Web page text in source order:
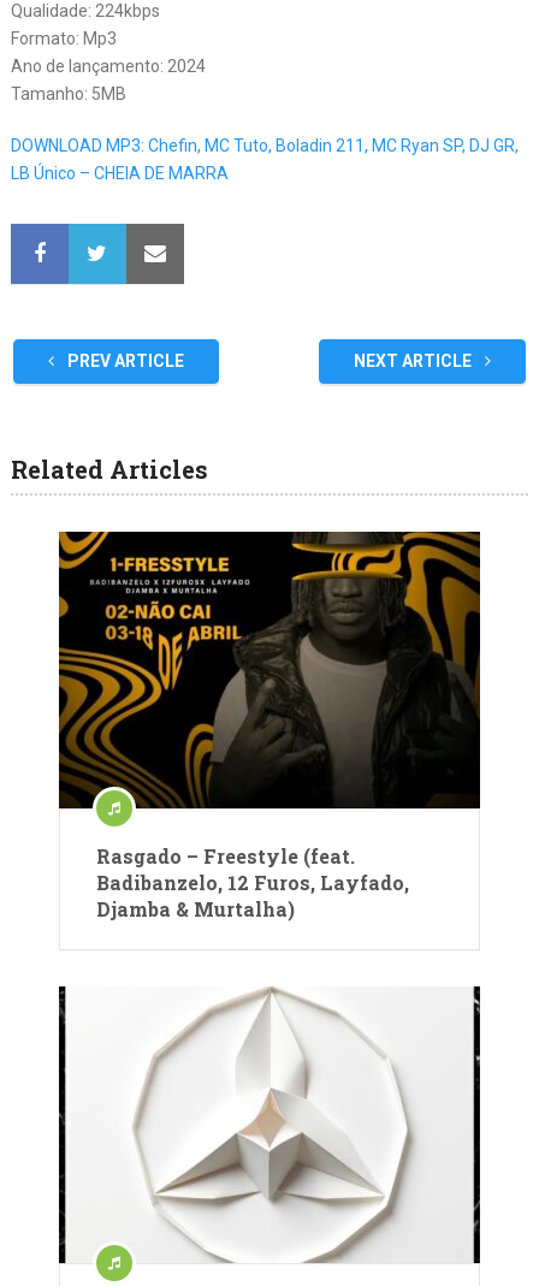
Qualidade: 224kbps
Formato: Mp3
Ano de lançamento: 2024
Tamanho: 5MB
DOWNLOAD MP3: Chefin, MC Tuto, Boladin 211, MC Ryan SP, DJ GR,
LB Único – CHEIA DE MARRA
PREV ARTICLE NEXT ARTICLE
Related Articles
Rasgado – Freestyle (feat.
Badibanzelo, 12 Furos, Layfado,
Djamba & Murtalha)